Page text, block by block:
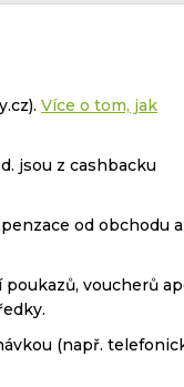
Více o tom, jak
jsou z cashbacku
od obchodu a
voucherů
(např.